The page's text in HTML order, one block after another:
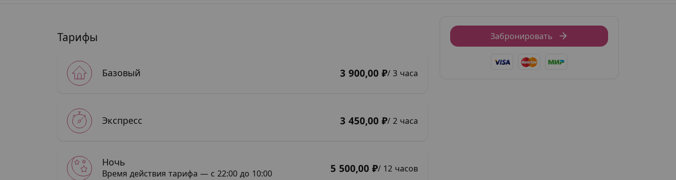
Тарифы
Базовый 3 900,00 ₽/ 3 часа
Экспресс 3 450,00 ₽/ 2 часа
Ночь
Время действия тарифа — с 22:00 до 10:00 5 500,00 ₽/ 12 часов
Забронировать